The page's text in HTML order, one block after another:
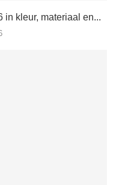
in kleur, materiaal en...